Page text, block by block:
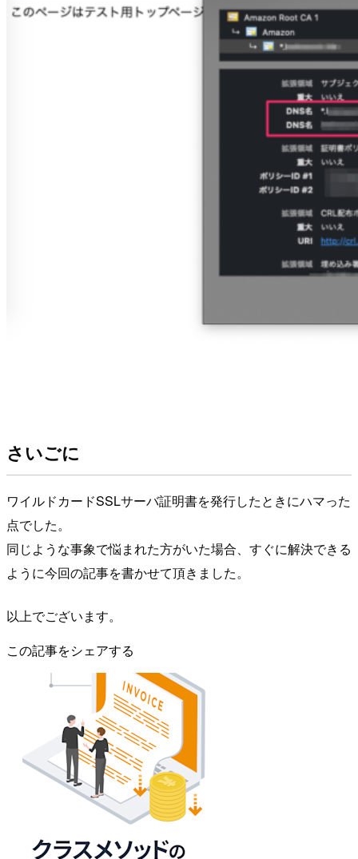
さいごに
ワイルドカードSSLサーバ証明書を発行したときにハマった
点でした。
同じような事象で悩まれた方がいた場合、すぐに解決できる
ように今回の記事を書かせて頂きました。
以上でございます。
この記事をシェアする